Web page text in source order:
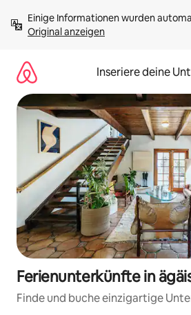
Inhalten
springenOriginal anzeigen
Inseriere deine
Ferienunterkünfte in
Finde und buche einzigartige